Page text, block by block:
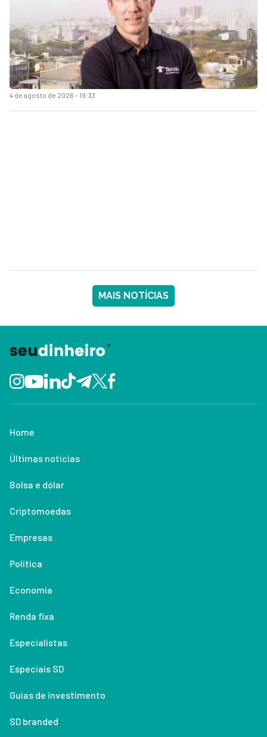
4 de agosto de 2026 - 19:33
MAIS NOTÍCIAS
Home
Últimas notícias
Bolsa e dólar
Criptomoedas
Empresas
Política
Economia
Renda fixa
Especialistas
Especiais SD
Guias de investimento
SD branded